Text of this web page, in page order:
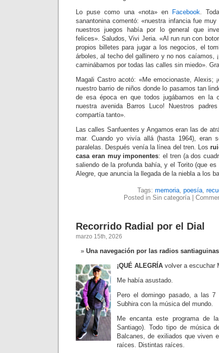
Lo puse como una «nota» en
Facebook.
sanantonina comentó: «nuestra infancia fue
nuestros juegos había por lo general que
felices». Saludos, Vivi Jeria. «Al run run con
propios billetes para jugar a los negocios, el
árboles, al techo del gallinero y no nos caíamos,
caminábamos por todas las calles sin miedo».
Magali Castro acotó: «Me emocionaste, Alexis;
nuestro barrio de niños donde lo pasamos tan
de esa época en que todos jugábamos en la
nuestra avenida Barros Luco! Nuestros
compartía tanto».
Las calles Sanfuentes y Angamos eran las de
mar. Cuando yo vivía allá (hasta 1964), eran
paralelas. Después venía la línea del tren. Los
casa eran muy imponentes: el tren (a dos
saliendo de la profunda bahía, y el Torito (que
Alegre, que anuncia la llegada de la niebla a los
Tags: memoria, poesía,
Posted in Sin categoría |
Recorrido Radial por el Dial
marzo 15th, 2026
Una navegación por las radios
¡QUÉ ALEGRÍA volver a escuchar
Me había asustado.
Pero el domingo pasado, a las
Subhira con la música del mundo.
Me encanta este programa de
Santiago). Todo tipo de música
Balcanes, de exiliados que viven
raíces. Distintas raíces.